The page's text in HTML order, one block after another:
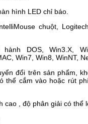
hình LED chỉ báo.
chuột,
DOS, Win3.X,
Win7, Win8, WinNT,
đổi trên sản phẩm,
thể cắm vào hoặc rút
cao , độ phân giải có thể